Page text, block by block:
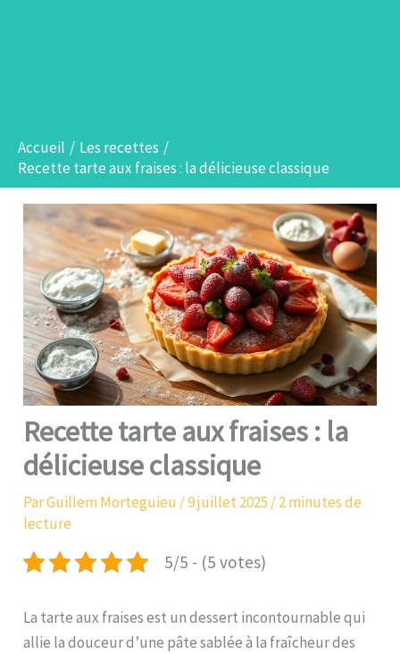
Accueil
Les recettes
Recette tarte aux fraises : la délicieuse classique
Recette tarte aux fraises : la
délicieuse classique
ParGuillem Morteguieu /9 juillet 2025 /2 minutes de
lecture
5/5 - (5 votes)
La tarte aux fraises est un dessert incontournable qui
allie la douceur d’une pâte sablée à la fraîcheur des